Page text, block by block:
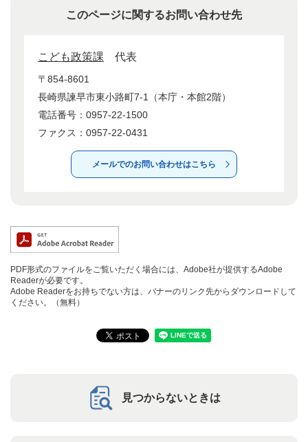
このページに関するお問い合わせ先
こども政策課 代表
〒854-8601
長崎県諫早市東小路町7-1（本庁・本館2階）
電話番号：0957-22-1500
ファクス：0957-22-0431
メールでのお問い合わせはこちら
PDF形式のファイルをご覧いただく場合には、Adobe社が提供するAdobe
Readerが必要です。
Adobe Readerをお持ちでない方は、バナーのリンク先からダウンロードして
ください。（無料）
見つからないときは